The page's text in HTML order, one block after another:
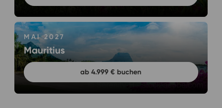
MAI 2027
Mauritius
ab 4.999 € buchen